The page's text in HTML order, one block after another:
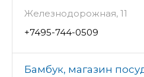
Железнодорожная, 11
+7495-744-0509
Бамбук, магазин